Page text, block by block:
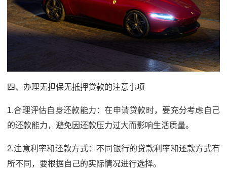
四、办理无担保无抵押贷款的注意事项
1.合理评估自身还款能力：在申请贷款时，要充分考虑自己
的还款能力，避免因还款压力过大而影响生活质量。
2.注意利率和还款方式：不同银行的贷款利率和还款方式有
所不同，要根据自己的实际情况进行选择。